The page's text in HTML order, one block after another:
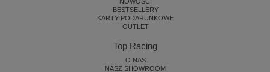
BESTSELLERY
KARTY PODARUNKOWE
OUTLET
Top Racing
O NAS
NASZ SHOWROOM